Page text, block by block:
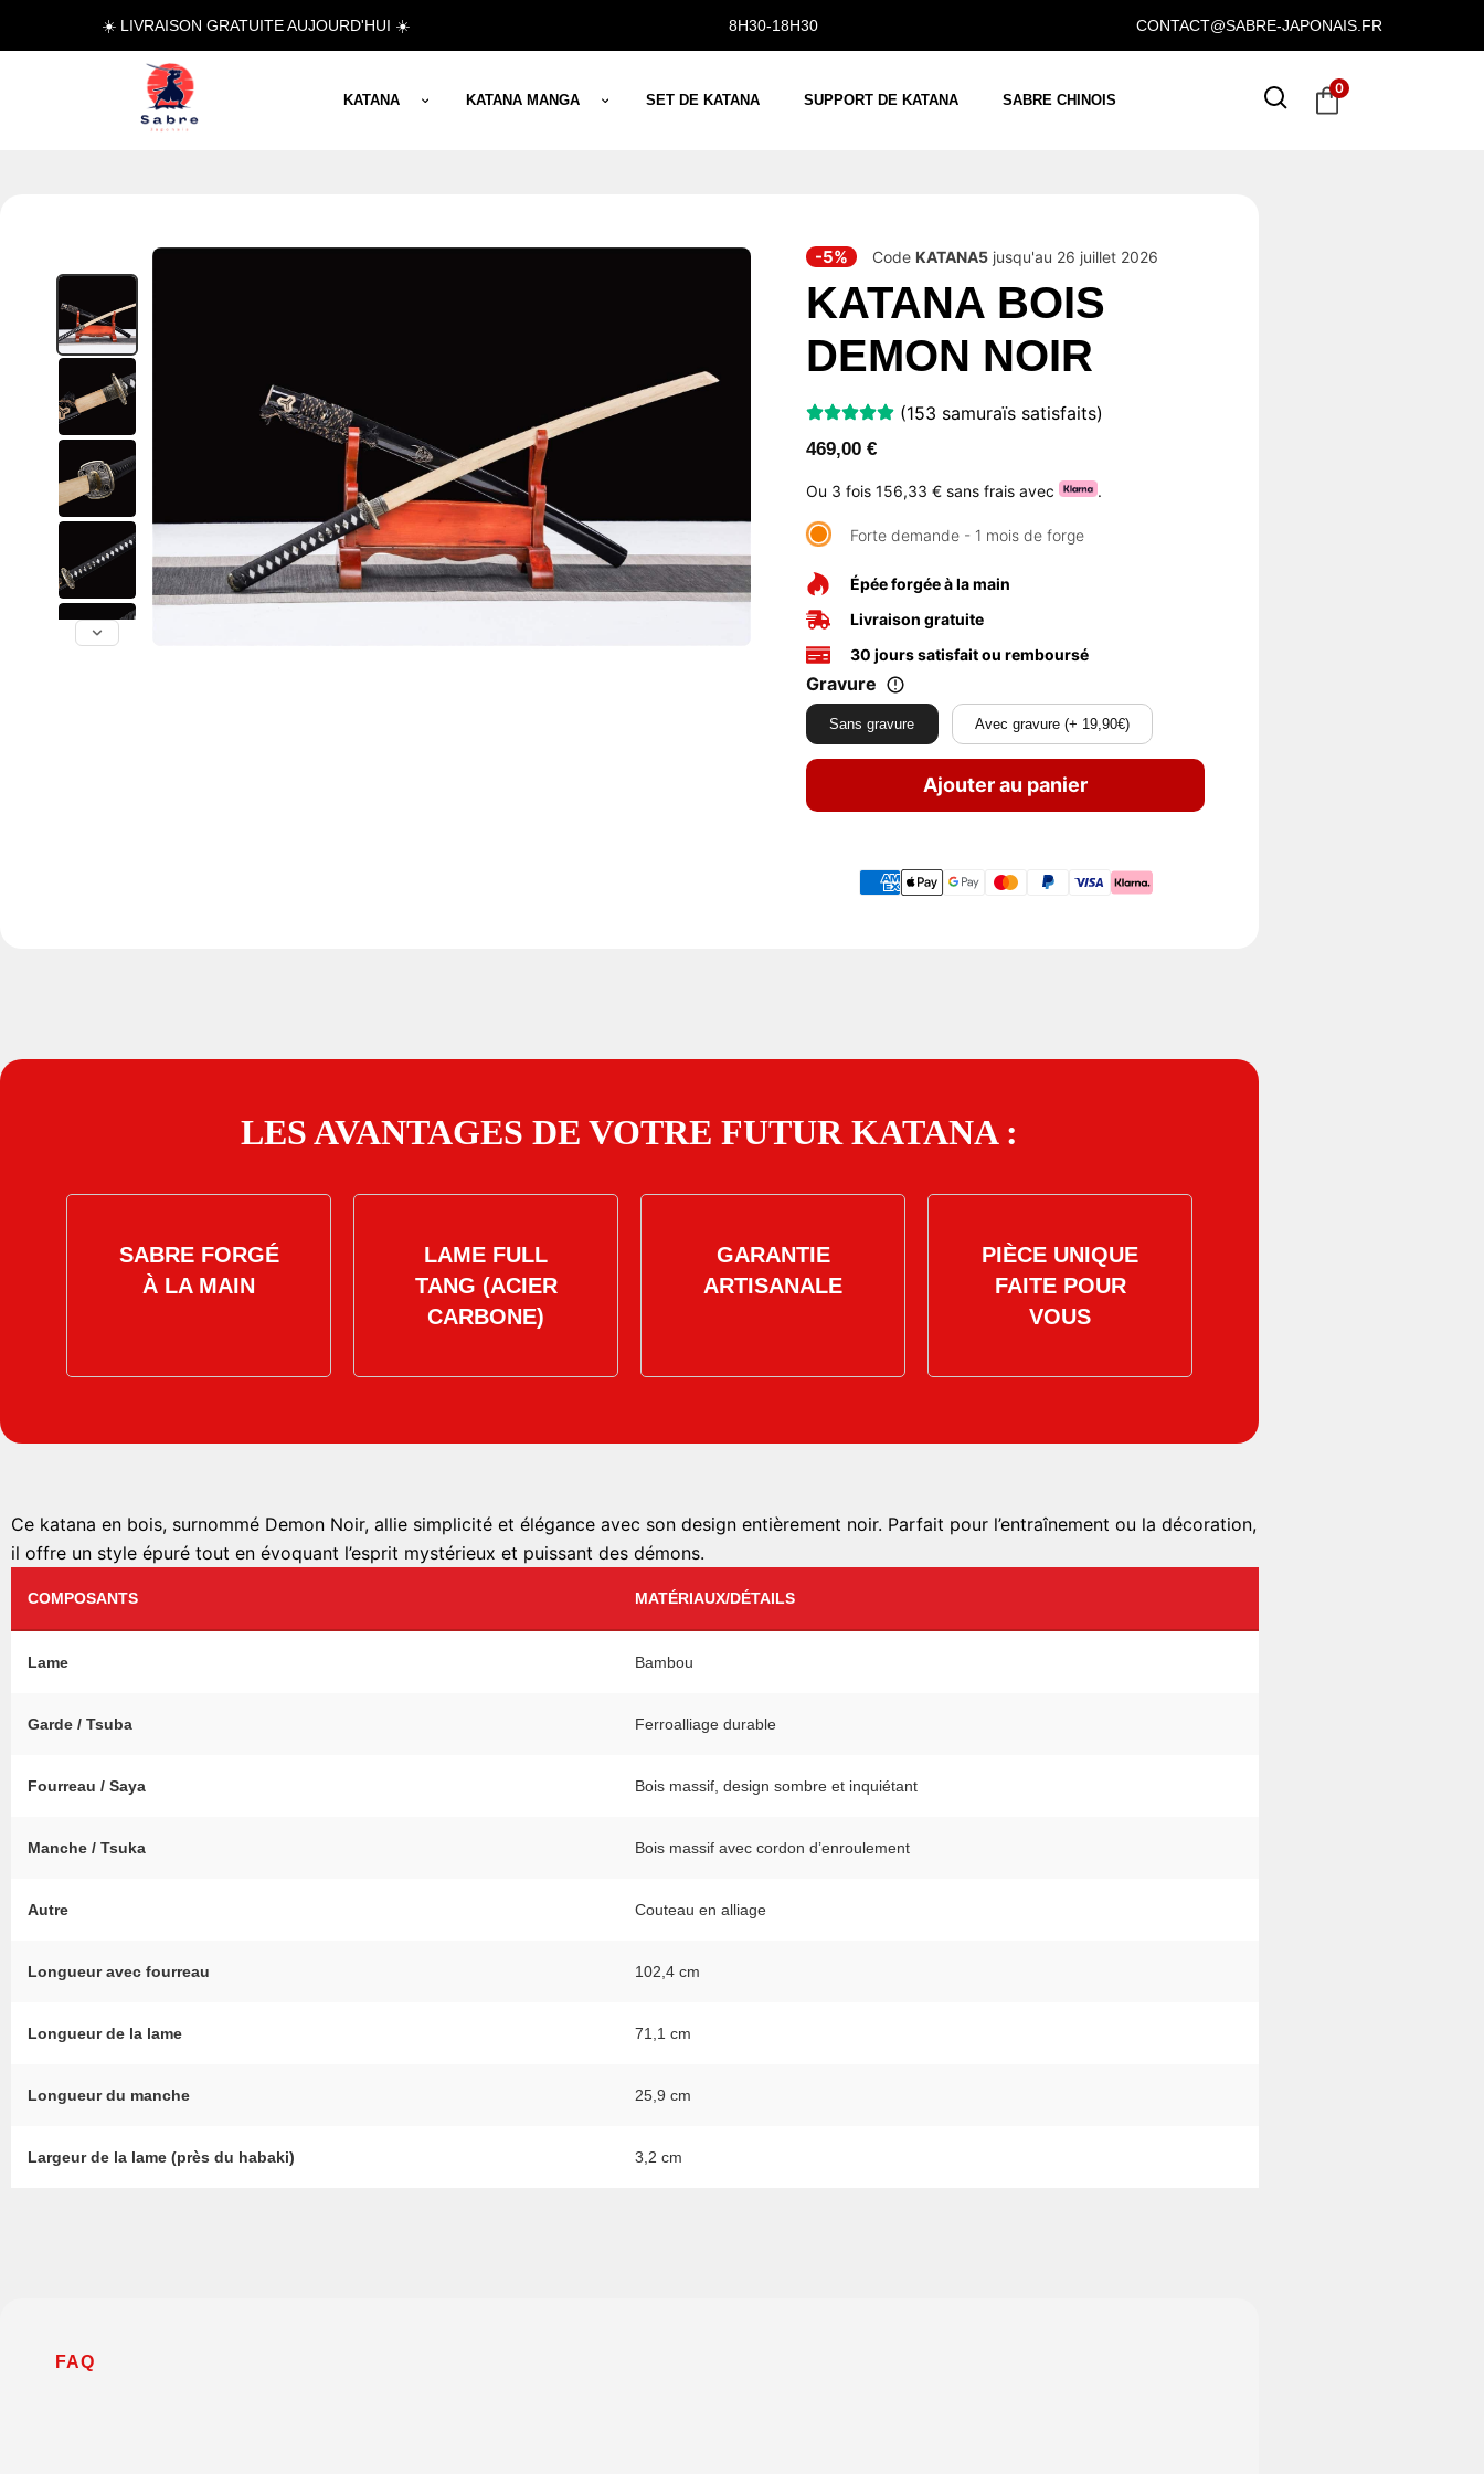
☀️ LIVRAISON GRATUITE AUJOURD'HUI ☀️ 8H30-18H30 CONTACT@SABRE-JAPONAIS.FR
KATANA KATANA MANGA SET DE KATANA SUPPORT DE KATANA SABRE CHINOIS
0
-5% Code KATANA5jusqu'au 26 juillet 2026
KATANA BOIS
DEMON NOIR
(153 samuraïs satisfaits)
469,00 €
Ou 3 fois 156,33 € sans frais avec .
Forte demande - 1 mois de forge
Épée forgée à la main
Livraison gratuite
30 jours satisfait ou remboursé
Gravure
Sans gravure Avec gravure (+ 19,90€)
Ajouter au panier
LES AVANTAGES DE VOTRE FUTUR KATANA :
SABRE FORGÉ
À LA MAIN
LAME FULL
TANG (ACIER
CARBONE)
GARANTIE
ARTISANALE
PIÈCE UNIQUE
FAITE POUR
VOUS
Ce katana en bois, surnommé Demon Noir, allie simplicité et élégance avec son design entièrement noir. Parfait pour l’entraînement ou la décoration,
il offre un style épuré tout en évoquant l’esprit mystérieux et puissant des démons.
COMPOSANTS MATÉRIAUX/DÉTAILS
Lame Bambou
Garde / Tsuba Ferroalliage durable
Fourreau / Saya Bois massif, design sombre et inquiétant
Manche / Tsuka Bois massif avec cordon d’enroulement
Autre Couteau en alliage
Longueur avec fourreau 102,4 cm
Longueur de la lame 71,1 cm
Longueur du manche 25,9 cm
Largeur de la lame (près du habaki) 3,2 cm
FAQ